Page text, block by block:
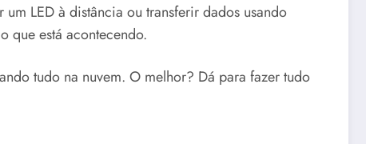
LED à distância ou transferir dados usando
que está acontecendo.
tudo na nuvem. O melhor? Dá para fazer tudo